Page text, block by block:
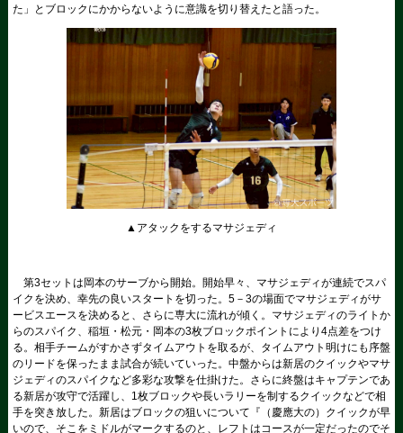
た」とブロックにかからないように意識を切り替えたと語った。
▲アタックをするマサジェディ
第3セットは岡本のサーブから開始。開始早々、マサジェディが連続でスパ
イクを決め、幸先の良いスタートを切った。5－3の場面でマサジェディがサ
ービスエースを決めると、さらに専大に流れが傾く。マサジェディのライトか
らのスパイク、稲垣・松元・岡本の3枚ブロックポイントにより4点差をつけ
る。相手チームがすかさずタイムアウトを取るが、タイムアウト明けにも序盤
のリードを保ったまま試合が続いていった。中盤からは新居のクイックやマサ
ジェディのスパイクなど多彩な攻撃を仕掛けた。さらに終盤はキャプテンであ
る新居が攻守で活躍し、1枚ブロックや長いラリーを制するクイックなどで相
手を突き放した。新居はブロックの狙いについて『（慶應大の）クイックが早
いので、そこをミドルがマークするのと、レフトはコースが一定だったのでそ